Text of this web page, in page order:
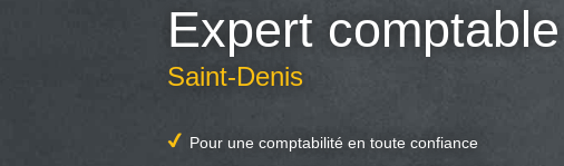
Expert comptable
Saint-Denis
Pour une comptabilité en toute confiance